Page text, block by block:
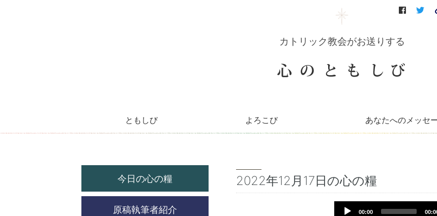
カトリック教会がお送りする
ともしび よろこび あなたへのメッセ
2022年12月17日の心の糧
Audio
00:00
今日の心の糧
原稿執筆者紹介